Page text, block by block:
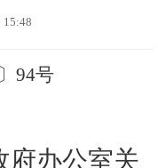
15:48
〕 94号
府办公室关